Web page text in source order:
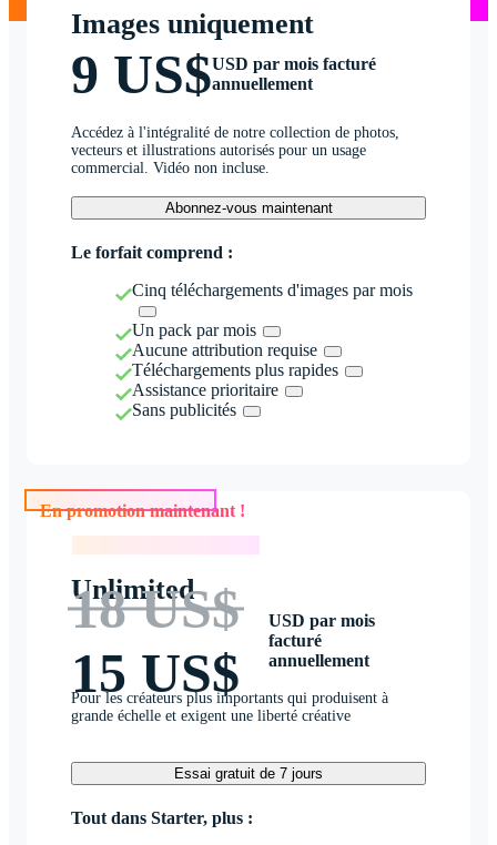
Images uniquement
9 US$USD par mois facturé
annuellement
Accédez à l'intégralité de notre collection de photos,
vecteurs et illustrations autorisés pour un usage
commercial. Vidéo non incluse.
Abonnez-vous maintenant
Le forfait comprend :
Cinq téléchargements d'images par mois
Un pack par mois
Aucune attribution requise
Téléchargements plus rapides
Assistance prioritaire
Sans publicités
En promotion maintenant !
Unlimited
18 US$
15 US$
USD par mois
facturé
annuellement
Pour les créateurs plus importants qui produisent à
grande échelle et exigent une liberté créative
Essai gratuit de 7 jours
Tout dans Starter, plus :